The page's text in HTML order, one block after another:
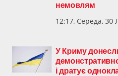
немовлям
12:17, Середа, 30
У Криму
і дратує